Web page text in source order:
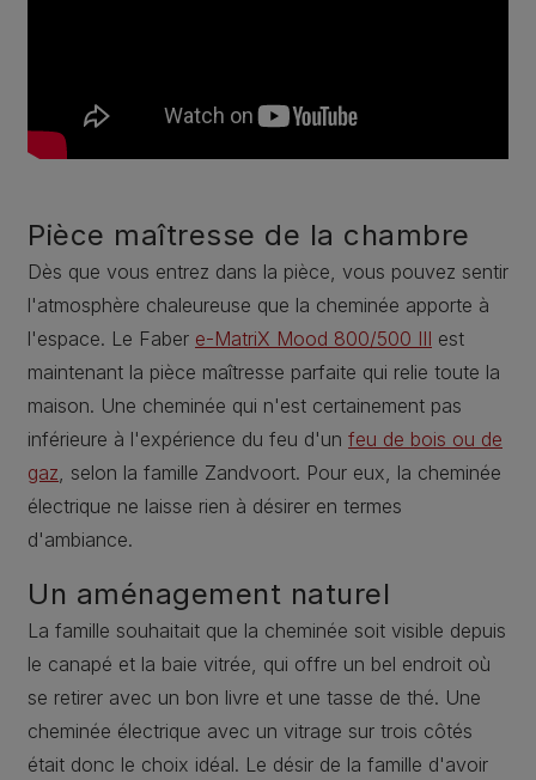
Pièce maîtresse de la chambre
Dès que vous entrez dans la pièce, vous pouvez sentir
l'atmosphère chaleureuse que la cheminée apporte à
l'espace. Le Faber e-MatriX Mood 800/500 III est
maintenant la pièce maîtresse parfaite qui relie toute la
maison. Une cheminée qui n'est certainement pas
inférieure à l'expérience du feu d'un feu de bois ou de
gaz, selon la famille Zandvoort. Pour eux, la cheminée
électrique ne laisse rien à désirer en termes
d'ambiance.
Un aménagement naturel
La famille souhaitait que la cheminée soit visible depuis
le canapé et la baie vitrée, qui offre un bel endroit où
se retirer avec un bon livre et une tasse de thé. Une
cheminée électrique avec un vitrage sur trois côtés
était donc le choix idéal. Le désir de la famille d'avoir